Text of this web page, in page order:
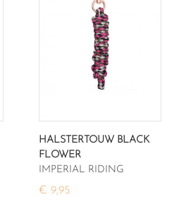
HALSTERTOUW BLACK
FLOWER
IMPERIAL RIDING
€ 9,95